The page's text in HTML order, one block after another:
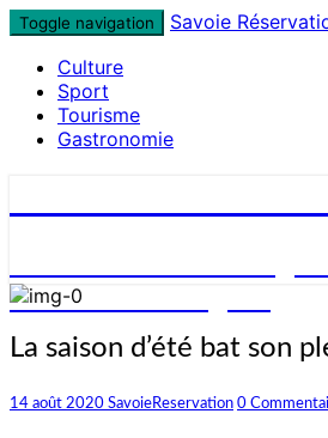
Skip
content
Toggle navigation
Savoie
Culture
Sport
Tourisme
Gastronomie
et réservez en ligne !
La
d’été
bat
La saison d’été bat son
14 août 2020 SavoieReservation 0